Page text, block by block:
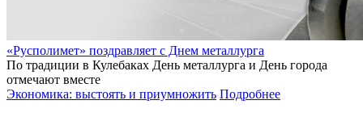
«Русполимет» поздравляет с Днем металлурга
По традиции в Кулебаках День металлурга и День города
отмечают вместе
Экономика: выстоять и приумножить Подробнее